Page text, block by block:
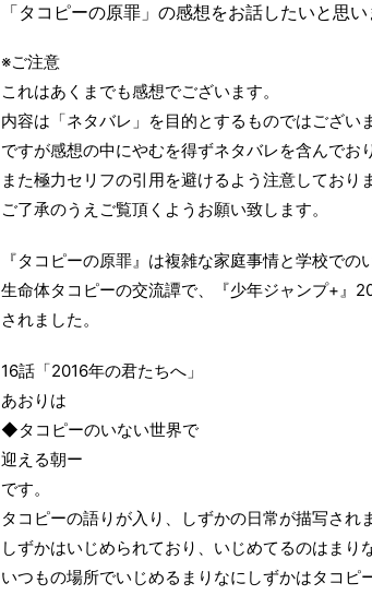
「タコピーの原罪」の感想をお話したいと思い
※ご注意
これはあくまでも感想でございます。
内容は「ネタバレ」を目的とするものではござい
ですが感想の中にやむを得ずネタバレを含んでお
また極力セリフの引用を避けるよう注意しており
ご了承のうえご覧頂くようお願い致します。
『タコピーの原罪』は複雑な家庭事情と学校で
生命体タコピーの交流譚で、『少年ジャンプ+』
されました。
16話「2016年の君たちへ」
あおりは
◆タコピーのいない世界で
迎える朝ー
です。
タコピーの語りが入り、しずかの日常が描写されま
しずかはいじめられており、いじめてるのはまり
いつもの場所でいじめるまりなにしずかはタコピ